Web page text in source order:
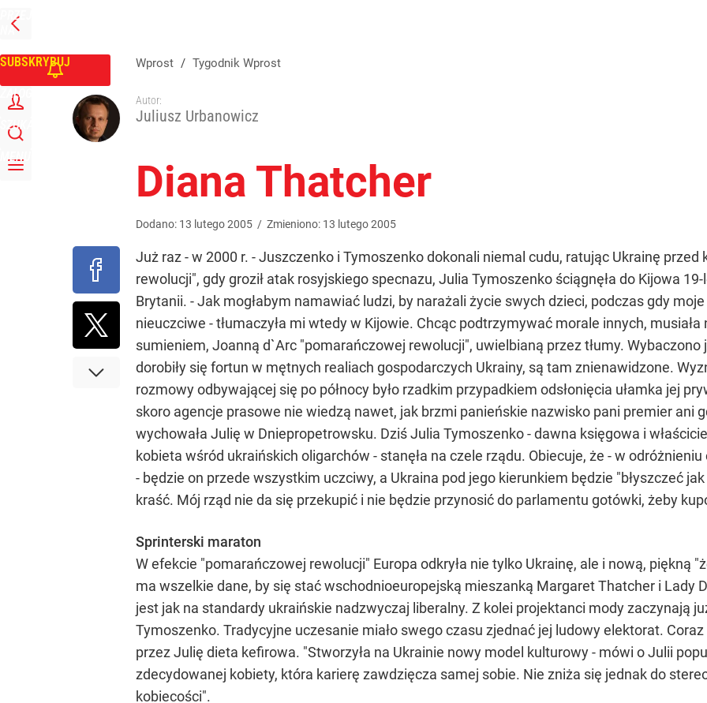
PRZEJDŹ
NA
GŁÓWNĄ
SUBSKRYBUJ
ZALOGUJ
SZUKAJ
MENU
Wprost / Tygodnik Wprost
Autor:
Juliusz Urbanowicz
Diana Thatcher
Dodano: 13 lutego2005 / Zmieniono: 13 lutego2005
Już raz - w 2000 r. - Juszczenko i Tymoszenko dokonali niemal cudu, ratując Ukrainę
rewolucji", gdy groził atak rosyjskiego specnazu, Julia Tymoszenko ściągnęła do Kijowa
Brytanii. - Jak mogłabym namawiać ludzi, by narażali życie swych dzieci, podczas gdy
nieuczciwe - tłumaczyła mi wtedy w Kijowie. Chcąc podtrzymywać morale innych, musiała
sumieniem, Joanną d`Arc "pomarańczowej rewolucji", uwielbianą przez tłumy. Wybaczono
dorobiły się fortun w mętnych realiach gospodarczych Ukrainy, są tam znienawidzone.
rozmowy odbywającej się po północy było rzadkim przypadkiem odsłonięcia ułamka jej
skoro agencje prasowe nie wiedzą nawet, jak brzmi panieńskie nazwisko pani premier ani
wychowała Julię w Dniepropetrowsku. Dziś Julia Tymoszenko - dawna księgowa i
kobieta wśród ukraińskich oligarchów - stanęła na czele rządu. Obiecuje, że - w
- będzie on przede wszystkim uczciwy, a Ukraina pod jego kierunkiem będzie "błyszczeć
kraść. Mój rząd nie da się przekupić i nie będzie przynosić do parlamentu gotówki, żeby
Sprinterski maraton
W efekcie "pomarańczowej rewolucji" Europa odkryła nie tylko Ukrainę, ale i nową, piękną
ma wszelkie dane, by się stać wschodnioeuropejską mieszanką Margaret Thatcher i Lady
jest jak na standardy ukraińskie nadzwyczaj liberalny. Z kolei projektanci mody zaczynają
Tymoszenko. Tradycyjne uczesanie miało swego czasu zjednać jej ludowy elektorat.
przez Julię dieta kefirowa. "Stworzyła na Ukrainie nowy model kulturowy - mówi o Julii
zdecydowanej kobiety, która karierę zawdzięcza samej sobie. Nie zniża się jednak do
kobiecości".